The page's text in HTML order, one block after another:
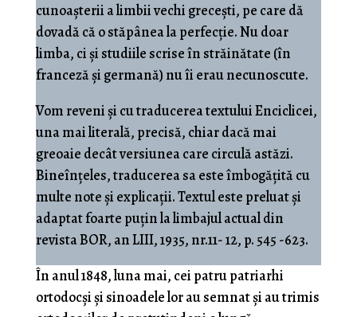
cunoașterii a limbii vechi grecești, pe care dă
dovadă că o stăpânea la perfecție. Nu doar
limba, ci și studiile scrise în străinătate (în
franceză și germană) nu îi erau necunoscute.
Vom reveni și cu traducerea textului Enciclicei,
una mai literală, precisă, chiar dacă mai
greoaie decât versiunea care circulă astăzi.
Bineînțeles, traducerea sa este îmbogățită cu
multe note și explicații. Textul este preluat și
adaptat foarte puțin la limbajul actual din
revista BOR, an LIII, 1935, nr.11- 12, p. 545 -623.
În anul 1848, luna mai, cei patru patriarhi
ortodocşi şi sinoadele lor au semnat şi au trimis